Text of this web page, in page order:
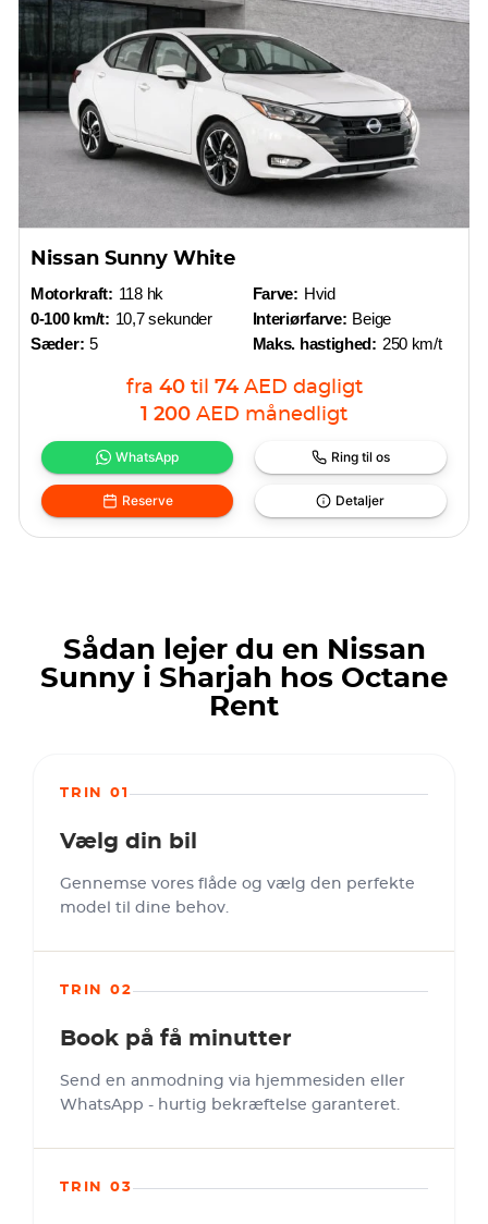
Nissan Sunny White
Motorkraft: 118 hk
0-100 km/t: 10,7 sekunder
Sæder: 5
Farve: Hvid
Interiørfarve: Beige
Maks. hastighed: 250 km/t
fra 40 til 74 AED dagligt
1 200 AED månedligt
WhatsApp Ring til os
Reserve Detaljer
Sådan lejer du en Nissan
Sunny i Sharjah hos Octane
Rent
TRIN 01
Vælg din bil
Gennemse vores flåde og vælg den perfekte
model til dine behov.
TRIN 02
Book på få minutter
Send en anmodning via hjemmesiden eller
WhatsApp - hurtig bekræftelse garanteret.
TRIN 03